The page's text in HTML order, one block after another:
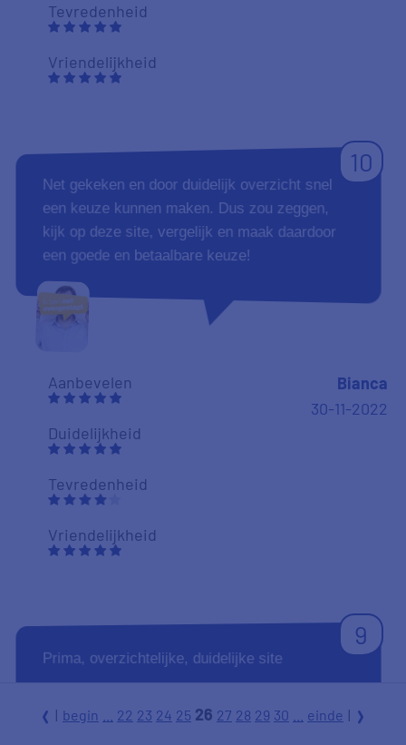
Tevredenheid
Vriendelijkheid
10
Net gekeken en door duidelijk overzicht snel
een keuze kunnen maken. Dus zou zeggen,
kijk op deze site, vergelijk en maak daardoor
een goede en betaalbare keuze!
Aanbevelen
Duidelijkheid
Tevredenheid
Vriendelijkheid
Bianca
30-11-2022
9
Prima, overzichtelijke, duidelijke site
l | begin 22 23 24 25 26 27 28 29 30 einde | r